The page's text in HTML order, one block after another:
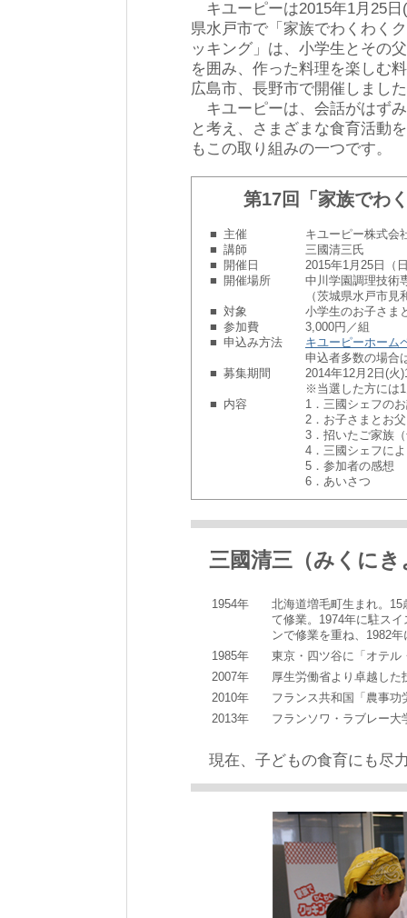
キユーピーは2015年1月25
県水戸市で「家族でわくわく
ッキング」は、小学生とその
を囲み、作った料理を楽しむ
広島市、長野市で開催しまし
キユーピーは、会話がはず
と考え、さまざまな食育活動
もこの取り組みの一つです。
第17回「家族でわ
■ 主催
キユーピー株式会
■ 講師
三國清三氏
■
開催日
2015年1月25日（
■
開催場所
中川学園調理技術
（茨城県水戸市見
■ 対象
小学生のお子さま
■ 参加費
3,000円／組
■ 申込み方法
キユーピーホーム
申込者多数の場合
■ 募集期間
2014年12月2日(火
※当選した方には
■
内容
1．三國シェフの
2．お子さまとお
3．招いたご家族
4．三國シェフに
5．参加者の感想
6．あいさつ
三國清三（みくにき
1954年
北海道増毛町生まれ。
て修業。1974年に駐ス
ンで修業を重ね、1982年
1985年
東京・四ツ谷に「オテル
2007年
厚生労働省より卓越した
2010年
フランス共和国「農事功
2013年
フランソワ・ラブレー大
現在、子どもの食育にも尽